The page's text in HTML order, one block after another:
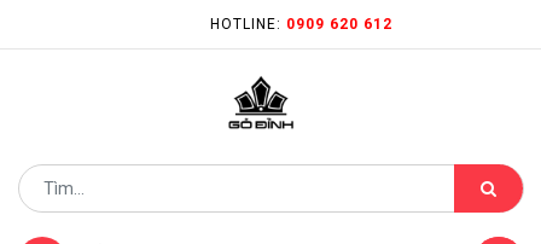
HOTLINE: 0909 620 612